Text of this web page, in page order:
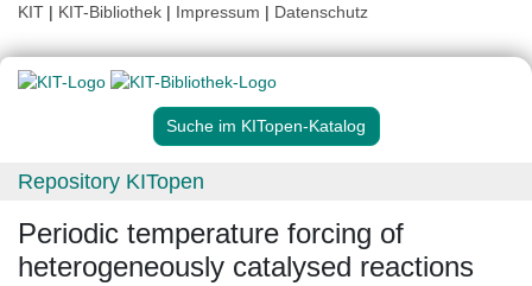
KIT | KIT-Bibliothek | Impressum | Datenschutz
Suche im KITopen-Katalog
Repository KITopen
Periodic temperature forcing of
heterogeneously catalysed reactions